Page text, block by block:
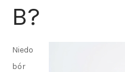
B?
Niedo
bór